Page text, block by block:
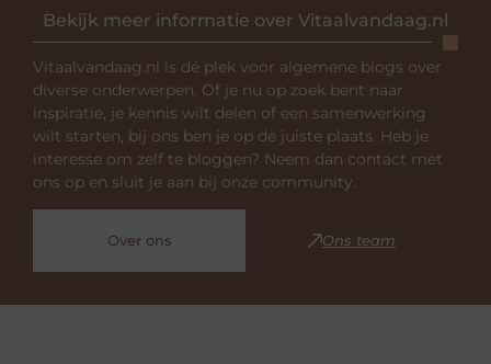
Bekijk meer informatie over Vitaalvandaag.nl
Vitaalvandaag.nl is dé plek voor algemene blogs over
diverse onderwerpen. Of je nu op zoek bent naar
inspiratie, je kennis wilt delen of een samenwerking
wilt starten, bij ons ben je op de juiste plaats. Heb je
interesse om zelf te bloggen? Neem dan contact met
ons op en sluit je aan bij onze community.
Over ons Ons team